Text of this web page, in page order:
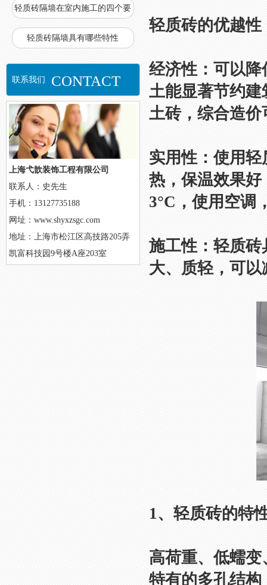
轻质砖隔墙在室内施工的四个要
求
轻质砖隔墙具有哪些特性
联系我们 CONTACT
上海弋歆装饰工程有限公司
联系人：史先生
手机：13127735188
网址：www.shyxzsgc.com
地址：上海市松江区高技路205弄
凯富科技园9号楼A座203室
轻质砖的优越性
经济性：可以
土能显著节约
土砖，综合造
实用性：使用
热，保温效果
3°C，使用空调
施工性：轻质
大、质轻，可
1、轻质砖的特
高荷重、低蠕
特有的多孔结